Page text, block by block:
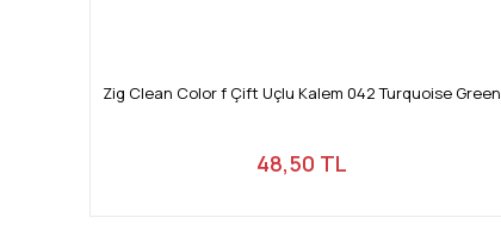
Zig Clean Color f Çift Uçlu Kalem 042 Turquoise Green
48,50 TL